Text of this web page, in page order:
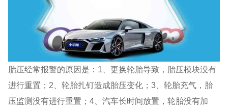
胎压经常报警的原因是：1、更换轮胎导致，胎压模块没有
进行重置；2、轮胎扎钉造成胎压变化；3、轮胎充气，胎
压监测没有进行重置；4、汽车长时间放置，轮胎没有加